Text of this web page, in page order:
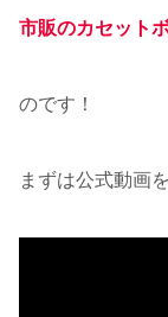
市販のカセット
のです！
まずは公式動画